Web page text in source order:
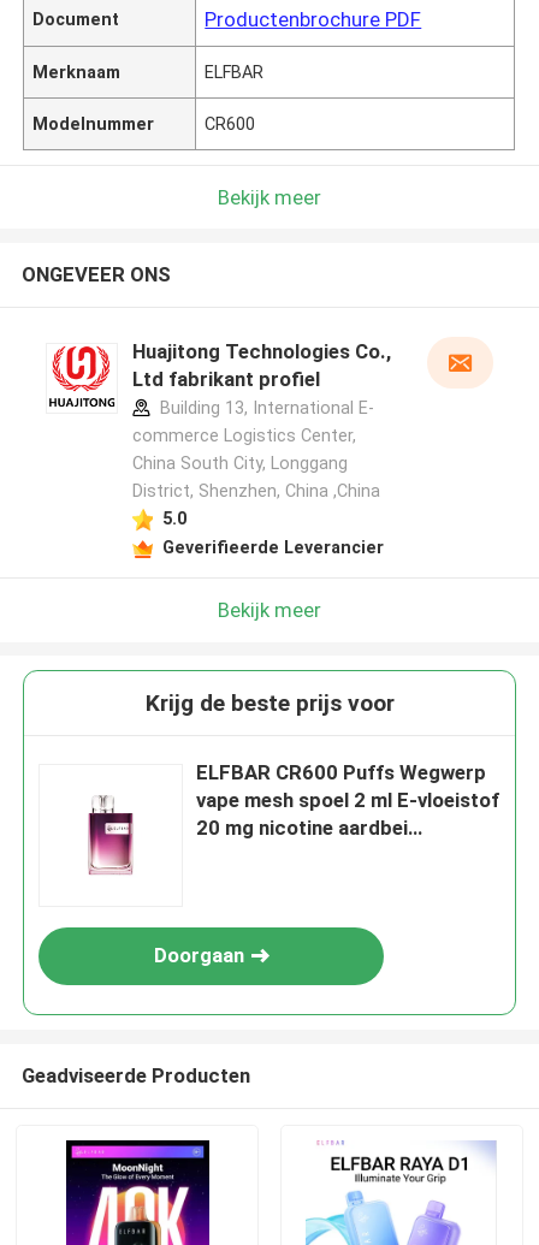
Document Productenbrochure PDF
Merknaam ELFBAR
Modelnummer CR600
Bekijk meer
ONGEVEER ONS
Huajitong Technologies Co.,
Ltd fabrikant profiel
Building 13, International E-
commerce Logistics Center,
China South City, Longgang
District, Shenzhen, China ,China
5.0
Geverifieerde Leverancier
Bekijk meer
Krijg de beste prijs voor
ELFBAR CR600 Puffs Wegwerp
vape mesh spoel 2 ml E-vloeistof
20 mg nicotine aardbei
Doorgaan
Geadviseerde Producten